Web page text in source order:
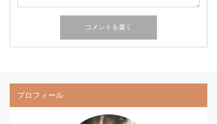
プロフィール